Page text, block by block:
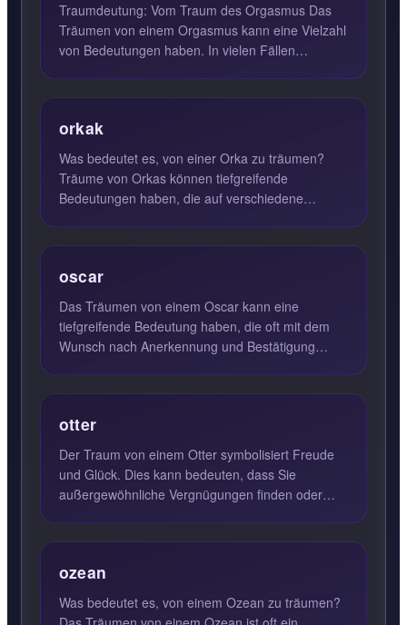
Traumdeutung: Vom Traum des Orgasmus Das
Träumen von einem Orgasmus kann eine Vielzahl
von Bedeutungen haben. In vielen Fällen
orkak
Was bedeutet es, von einer Orka zu träumen?
Träume von Orkas können tiefgreifende
Bedeutungen haben, die auf verschiedene
oscar
Das Träumen von einem Oscar kann eine
tiefgreifende Bedeutung haben, die oft mit dem
Wunsch nach Anerkennung und Bestätigung
otter
Der Traum von einem Otter symbolisiert Freude
und Glück. Dies kann bedeuten, dass Sie
außergewöhnliche Vergnügungen finden oder
ozean
Was bedeutet es, von einem Ozean zu träumen?